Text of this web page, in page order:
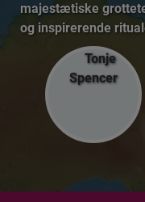
majestætiske
og inspirerende